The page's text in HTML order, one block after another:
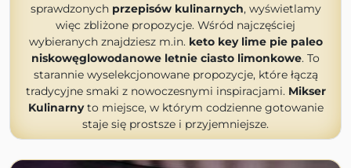
sprawdzonych przepisów kulinarnych, wyświetlamy
więc zbliżone propozycje. Wśród najczęściej
wybieranych znajdziesz m.in. keto key lime pie paleo
niskowęglowodanowe letnie ciasto limonkowe. To
starannie wyselekcjonowane propozycje, które łączą
tradycyjne smaki z nowoczesnymi inspiracjami. Mikser
Kulinarnyto miejsce, w którym codzienne gotowanie
staje się prostsze i przyjemniejsze.